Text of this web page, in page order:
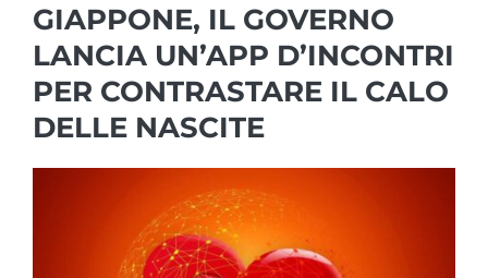
GIAPPONE, IL GOVERNO
LANCIA UN’APP D’INCONTRI
PER CONTRASTARE IL CALO
DELLE NASCITE